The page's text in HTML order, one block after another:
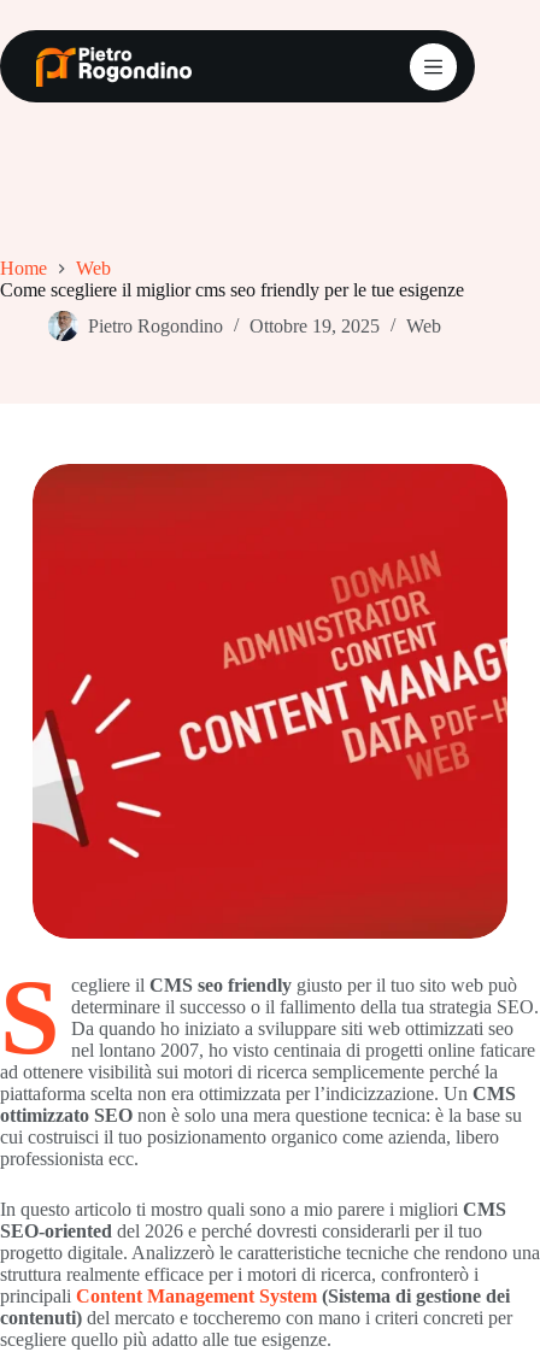
contenuto
Home
Web
Come scegliere il miglior cms seo friendly per le tue esigenze
Pietro Rogondino
Ottobre 19, 2025 Web
S cegliere il CMS seo friendlygiusto per il tuo sito web può
determinare il successo o il fallimento della tua strategia SEO.
Da quando ho iniziato a sviluppare siti web ottimizzati seo
nel lontano 2007, ho visto centinaia di progetti online faticare
ad ottenere visibilità sui motori di ricerca semplicemente perché la
piattaforma scelta non era ottimizzata per l’indicizzazione. Un CMS
ottimizzato SEO non è solo una mera questione tecnica: è la base su
cui costruisci il tuo posizionamento organico come azienda, libero
professionista ecc.
In questo articolo ti mostro quali sono a mio parere i migliori CMS
SEO-oriented del 2026 e perché dovresti considerarli per il tuo
progetto digitale. Analizzerò le caratteristiche tecniche che rendono una
struttura realmente efficace per i motori di ricerca, confronterò i
principali Content Management System (Sistema di gestione dei
contenuti) del mercato e toccheremo con mano i criteri concreti per
scegliere quello più adatto alle tue esigenze.